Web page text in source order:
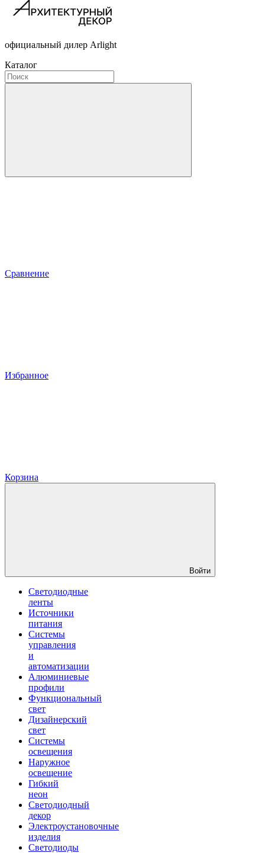
официальный дилер Arlight
Каталог
Сравнение
Избранное
Корзина
Войти
Светодиодные
ленты
Источники
питания
Системы
управления
и
автоматизации
Алюминиевые
профили
Функциональный
свет
Дизайнерский
свет
Системы
освещения
Наружное
освещение
Гибкий
неон
Светодиодный
декор
Электроустановочные
изделия
Светодиоды